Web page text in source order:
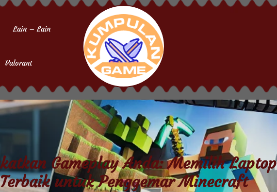
Lain – Lain
Valorant
Gameplay Anda: Memilih Laptop
Terbaik untuk Penggemar Minecraft